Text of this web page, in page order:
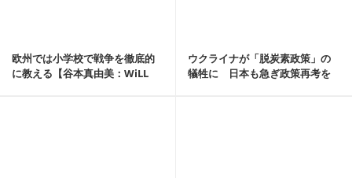
欧州では小学校で戦争を徹底的
に教える【谷本真由美：WiLL
ウクライナが「脱炭素政策」の
犠牲に 日本も急ぎ政策再考を